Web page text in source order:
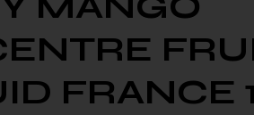
FRANCE